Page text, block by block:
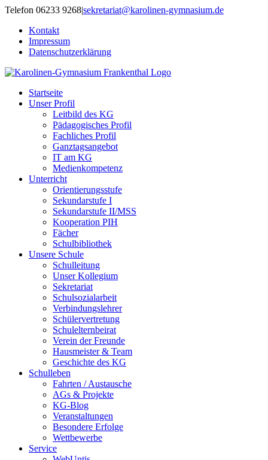
Zum
springen
Telefon 06233 9268|sekretariat@karolinen-gymnasium.de
Kontakt
Impressum
Datenschutzerklärung
Startseite
Unser Profil
Leitbild des KG
Pädagogisches Profil
Fachliches Profil
Ganztagsangebot
IT am KG
Medienkompetenz
Unterricht
Orientierungsstufe
Sekundarstufe I
Sekundarstufe II/MSS
Kooperation PIH
Fächer
Schulbibliothek
Unsere Schule
Schulleitung
Unser Kollegium
Sekretariat
Schulsozialarbeit
Verbindungslehrer
Schülervertretung
Schulelternbeirat
Verein der Freunde
Hausmeister & Team
Geschichte des KG
Schulleben
Fahrten / Austausche
AGs & Projekte
KG-Blog
Veranstaltungen
Besondere Erfolge
Wettbewerbe
Service